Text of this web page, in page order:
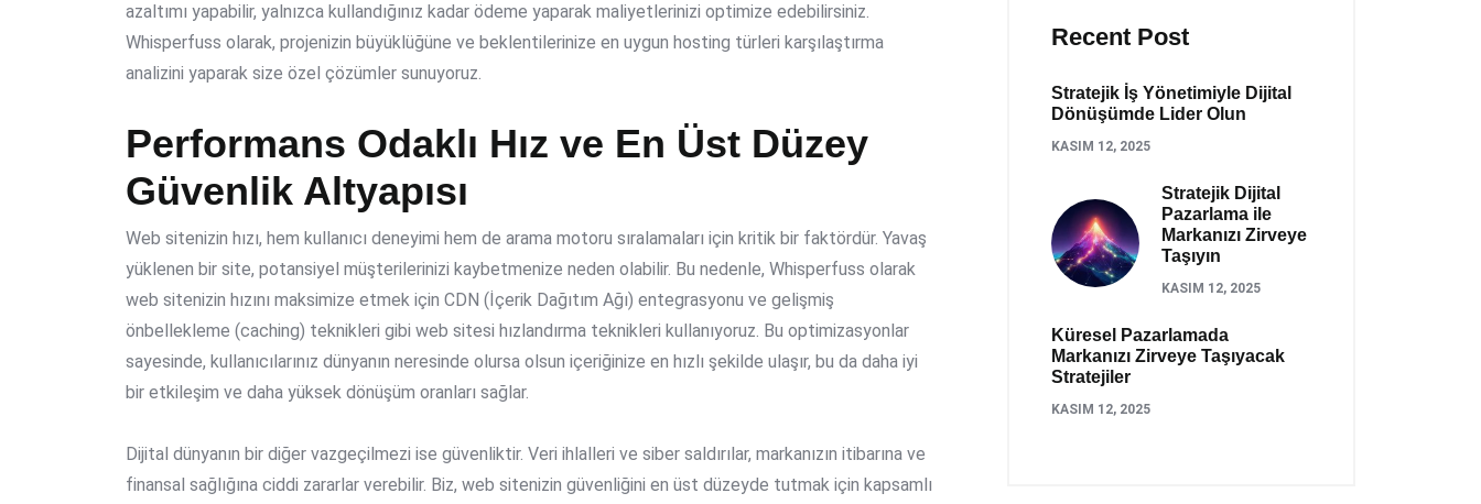
azaltımı yapabilir, yalnızca kullandığınız kadar ödeme yaparak maliyetlerinizi optimize edebilirsiniz.
Whisperfuss olarak, projenizin büyüklüğüne ve beklentilerinize en uygun hosting türleri karşılaştırma
analizini yaparak size özel çözümler sunuyoruz.
Performans Odaklı Hız ve En Üst Düzey
Güvenlik Altyapısı
Web sitenizin hızı, hem kullanıcı deneyimi hem de arama motoru sıralamaları için kritik bir faktördür. Yavaş
yüklenen bir site, potansiyel müşterilerinizi kaybetmenize neden olabilir. Bu nedenle, Whisperfuss olarak
web sitenizin hızını maksimize etmek için CDN (İçerik Dağıtım Ağı) entegrasyonu ve gelişmiş
önbellekleme (caching) teknikleri gibi web sitesi hızlandırma teknikleri kullanıyoruz. Bu optimizasyonlar
sayesinde, kullanıcılarınız dünyanın neresinde olursa olsun içeriğinize en hızlı şekilde ulaşır, bu da daha iyi
bir etkileşim ve daha yüksek dönüşüm oranları sağlar.
Dijital dünyanın bir diğer vazgeçilmezi ise güvenliktir. Veri ihlalleri ve siber saldırılar, markanızın itibarına ve
finansal sağlığına ciddi zararlar verebilir. Biz, web sitenizin güvenliğini en üst düzeyde tutmak için kapsamlı
Recent Post
Stratejik İş Yönetimiyle Dijital
Dönüşümde Lider Olun
KASIM 12, 2025
Stratejik Dijital
Pazarlama ile
Markanızı Zirveye
Taşıyın
KASIM 12, 2025
Küresel Pazarlamada
Markanızı Zirveye Taşıyacak
Stratejiler
KASIM 12, 2025